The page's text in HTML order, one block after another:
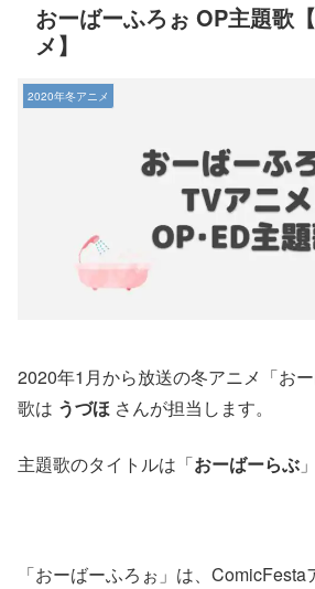
おーばーふろぉ OP主題歌
メ】
2020年冬アニメ
2020年1月から放送の冬アニメ「お
歌は うづほ さんが担当します。
主題歌のタイトルは「おーばーらぶ
「おーばーふろぉ」は、